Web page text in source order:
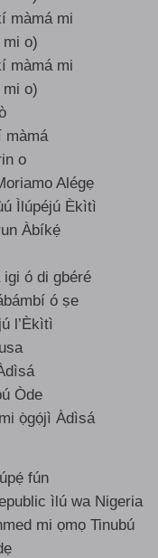
màmá mi
o)
màmá mi
o)
màmá
o
Alégẹ
Ìlúpéjú Èkìtì
Àbíkẹ́
ó di gbéré
ó ṣe
l’Èkìtì
Òde
ọ̀gọ́jì Àdìsá
fún
ìlú wa Nigeria
mi ọmọ Tinubú